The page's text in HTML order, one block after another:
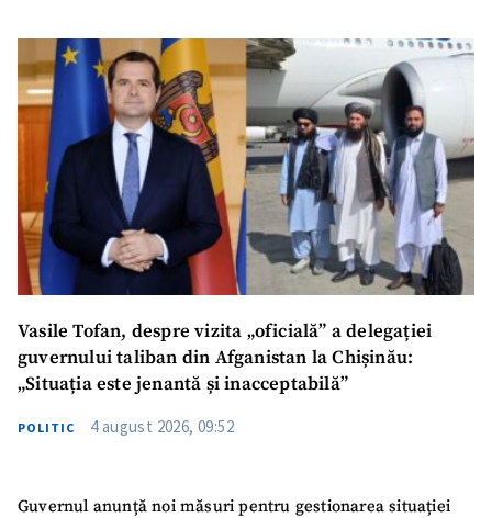
SUSȚINE
Vasile Tofan, despre vizita „oficială” a delegației
guvernului taliban din Afganistan la Chișinău:
„Situația este jenantă și inacceptabilă”
POLITIC 4 august 2026, 09:52
Guvernul anunță noi măsuri pentru gestionarea situației